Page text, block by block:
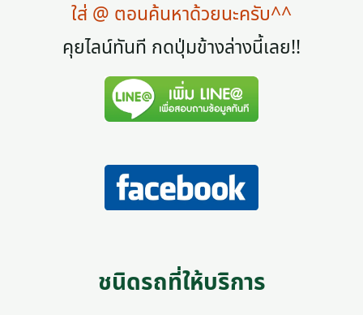
ใส่ @ ตอนค้นหาด้วยนะครับ^^
คุยไลน์ทันที กดปุ่มข้างล่างนี้เลย!!
ชนิดรถที่ให้บริการ